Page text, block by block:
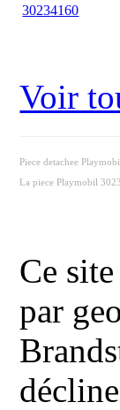
30234160
Voir
Piece detachee
La piece Playmobil
Ce
par